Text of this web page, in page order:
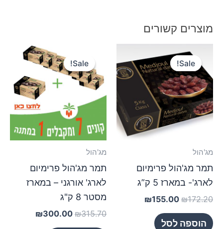
מוצרים קשורים
Sale!
Sale!
מג'הול
תמר מג'הול פרימיום
לארג'- במארז 5 ק”ג
₪172.20
המקורי
היה:
₪172.20.
₪155.00
הנוכחי
הוא:
₪155.00.
הוספה לסל
Sale!
Sale!
מג'הול
תמר מג'הול פרימיום
לארג' אורגני – במארז
מסטר 8 ק"ג
₪315.70
המקורי
היה:
₪315.70.
₪300.00
המחיר
הנוכחי